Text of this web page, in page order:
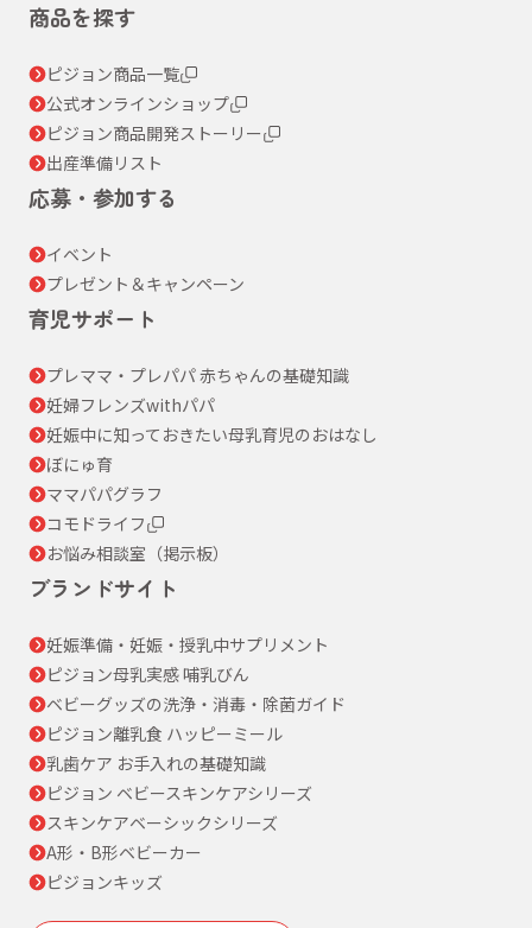
商品を探す
ピジョン商品一覧
公式オンラインショップ
ピジョン商品開発ストーリー
出産準備リスト
応募・参加する
イベント
プレゼント＆キャンペーン
育児サポート
プレママ・プレパパ 赤ちゃんの基礎知識
妊婦フレンズwithパパ
妊娠中に知っておきたい母乳育児のおはなし
ぼにゅ育
ママパパグラフ
コモドライフ
お悩み相談室（掲示板）
ブランドサイト
妊娠準備・妊娠・授乳中サプリメント
ピジョン母乳実感 哺乳びん
ベビーグッズの洗浄・消毒・除菌ガイド
ピジョン離乳食 ハッピーミール
乳歯ケア お手入れの基礎知識
ピジョン ベビースキンケアシリーズ
スキンケアベーシックシリーズ
A形・B形ベビーカー
ピジョンキッズ